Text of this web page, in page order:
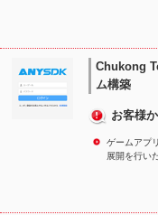
Chukong
ム構築
お客様
ゲームアプ
展開を行い